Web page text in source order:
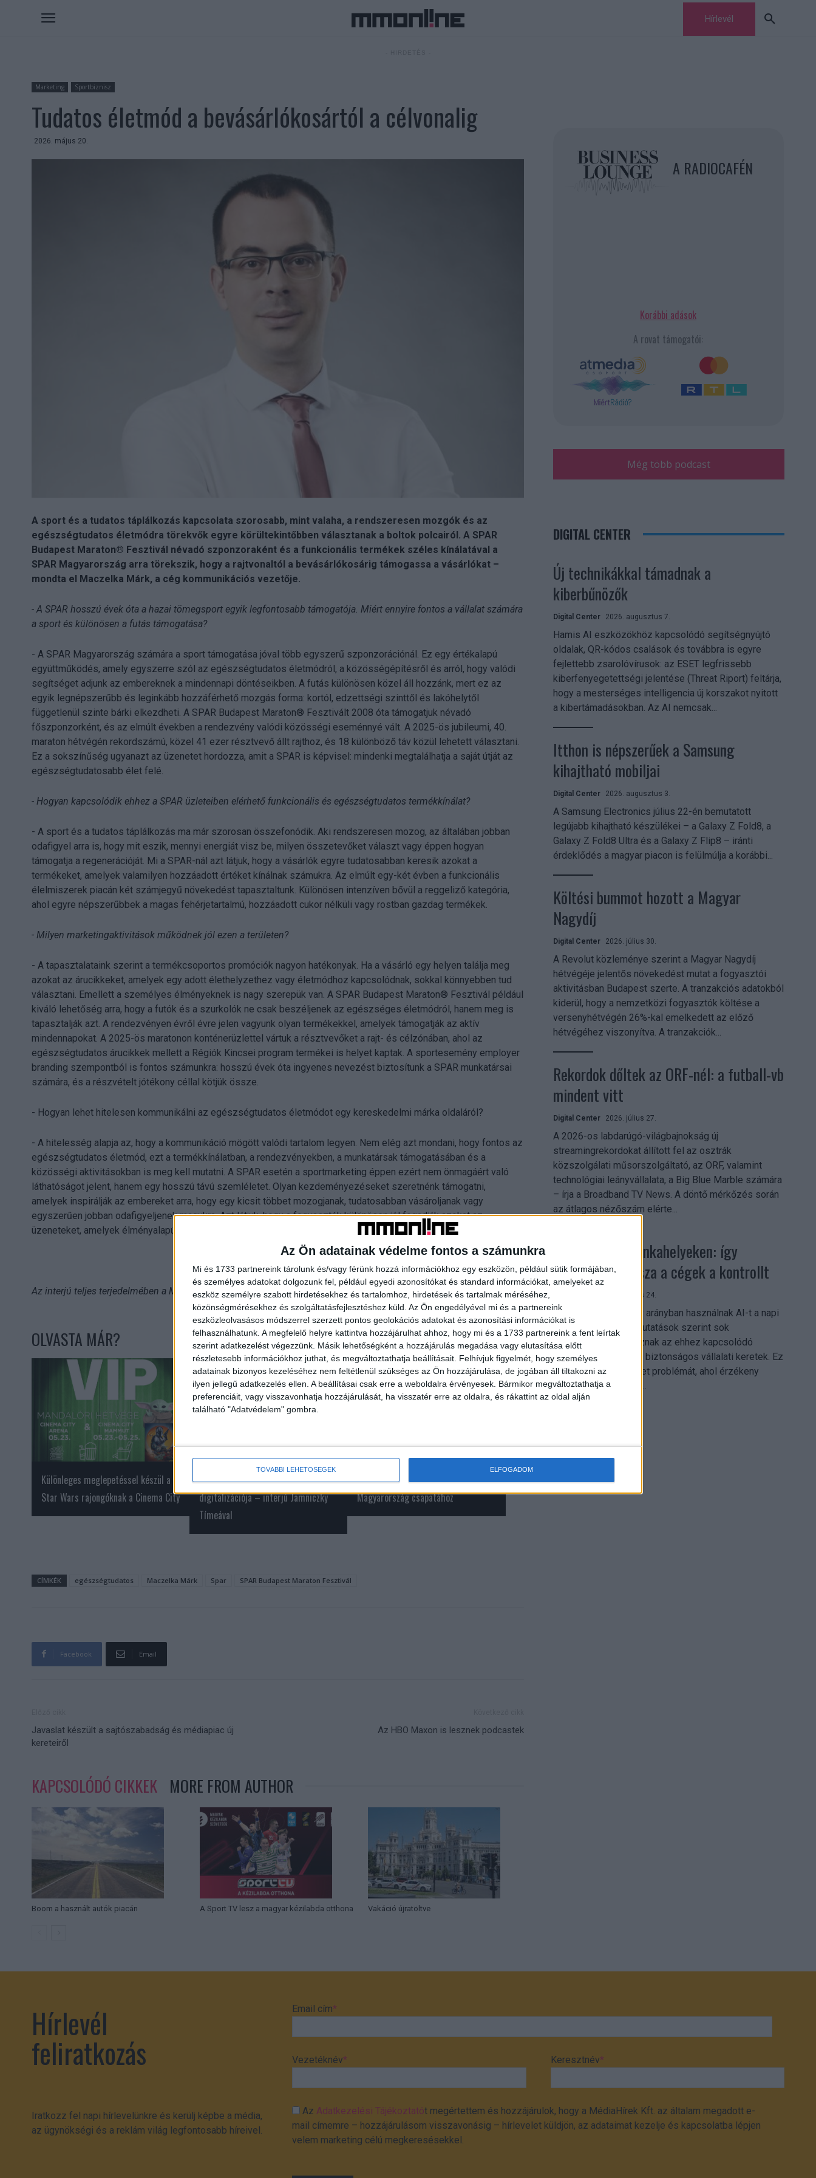
Az Ön adatainak védelme fontos a számunkra
Mi és 1733 partnereink tárolunk és/vagy férünk hozzá információkhoz egy eszközön, például sütik formájában,
és személyes adatokat dolgozunk fel, például egyedi azonosítókat és standard információkat, amelyeket az
eszköz személyre szabott hirdetésekhez és tartalomhoz, hirdetések és tartalmak méréséhez,
közönségmérésekhez és szolgáltatásfejlesztéshez küld. Az Ön engedélyével mi és a partnereink
eszközleolvasásos módszerrel szerzett pontos geolokációs adatokat és azonosítási információkat is
felhasználhatunk. A megfelelő helyre kattintva hozzájárulhat ahhoz, hogy mi és a 1733 partnereink a fent leírtak
szerint adatkezelést végezzünk. Másik lehetőségként a hozzájárulás megadása vagy elutasítása előtt
részletesebb információkhoz juthat, és megváltoztathatja beállításait. Felhívjuk figyelmét, hogy személyes
adatainak bizonyos kezeléséhez nem feltétlenül szükséges az Ön hozzájárulása, de jogában áll tiltakozni az
ilyen jellegű adatkezelés ellen. A beállításai csak erre a weboldalra érvényesek. Bármikor megváltoztathatja a
preferenciáit, vagy visszavonhatja hozzájárulását, ha visszatér erre az oldalra, és rákattint az oldal alján
található "Adatvédelem" gombra.
TOVÁBBI LEHETŐSÉGEK ELFOGADOM
Hírlevél
Marketing Sportbiznisz
Tudatos életmód a bevásárlókosártól a célvonalig
2026. május 20.
A sport és a tudatos táplálkozás kapcsolata szorosabb, mint valaha, a rendszeresen mozgók és az
egészségtudatos életmódra törekvők egyre körültekintőbben választanak a boltok polcairól. A SPAR
Budapest Maraton® Fesztivál névadó szponzoraként és a funkcionális termékek széles kínálatával a
SPAR Magyarország arra törekszik, hogy a rajtvonaltól a bevásárlókosárig támogassa a vásárlókat –
mondta el Maczelka Márk, a cég kommunikációs vezetője.
- A SPAR hosszú évek óta a hazai tömegsport egyik legfontosabb támogatója. Miért ennyire fontos a vállalat számára
a sport és különösen a futás támogatása?
- A SPAR Magyarország számára a sport támogatása jóval több egyszerű szponzorációnál. Ez egy értékalapú
együttműködés, amely egyszerre szól az egészségtudatos életmódról, a közösségépítésről és arról, hogy valódi
segítséget adjunk az embereknek a mindennapi döntéseikben. A futás különösen közel áll hozzánk, mert ez az
egyik legnépszerűbb és leginkább hozzáférhető mozgás forma: kortól, edzettségi szinttől és lakóhelytől
függetlenül szinte bárki elkezdheti. A SPAR Budapest Maraton® Fesztivált 2008 óta támogatjuk névadó
főszponzorként, és az elmúlt években a rendezvény valódi közösségi eseménnyé vált. A 2025-ös jubileumi, 40.
maraton hétvégén rekordszámú, közel 41 ezer résztvevő állt rajthoz, és 18 különböző táv közül lehetett választani.
Ez a sokszínűség ugyanazt az üzenetet hordozza, amit a SPAR is képvisel: mindenki megtalálhatja a saját útját az
egészségtudatosabb élet felé.
- Hogyan kapcsolódik ehhez a SPAR üzleteiben elérhető funkcionális és egészségtudatos termékkínálat?
- A sport és a tudatos táplálkozás ma már szorosan összefonódik. Aki rendszeresen mozog, az általában jobban
odafigyel arra is, hogy mit eszik, mennyi energiát visz be, milyen összetevőket választ vagy éppen hogyan
támogatja a regenerációját. Mi a SPAR-nál azt látjuk, hogy a vásárlók egyre tudatosabban keresik azokat a
termékeket, amelyek valamilyen hozzáadott értéket kínálnak számukra. Az elmúlt egy-két évben a funkcionális
élelmiszerek piacán két számjegyű növekedést tapasztaltunk. Különösen intenzíven bővül a reggeliző kategória,
ahol egyre népszerűbbek a magas fehérjetartalmú, hozzáadott cukor nélküli vagy rostban gazdag termékek.
- Milyen marketingaktivitások működnek jól ezen a területen?
- A tapasztalataink szerint a termékcsoportos promóciók nagyon hatékonyak. Ha a vásárló egy helyen találja meg
azokat az árucikkeket, amelyek egy adott élethelyzethez vagy életmódhoz kapcsolódnak, sokkal könnyebben tud
választani. Emellett a személyes élményeknek is nagy szerepük van. A SPAR Budapest Maraton® Fesztivál például
kiváló lehetőség arra, hogy a futók és a szurkolók ne csak beszéljenek az egészséges életmódról, hanem meg is
tapasztalják azt. A rendezvényen évről évre jelen vagyunk olyan termékekkel, amelyek támogatják az aktív
mindennapokat. A 2025-ös maratonon konténerüzlettel vártuk a résztvevőket a rajt- és célzónában, ahol az
egészségtudatos árucikkek mellett a Régiók Kincsei program termékei is helyet kaptak. A sportesemény employer
branding szempontból is fontos számunkra: hosszú évek óta ingyenes nevezést biztosítunk a SPAR munkatársai
számára, és a részvételt jótékony céllal kötjük össze.
- Hogyan lehet hitelesen kommunikálni az egészségtudatos életmódot egy kereskedelmi márka oldaláról?
- A hitelesség alapja az, hogy a kommunikáció mögött valódi tartalom legyen. Nem elég azt mondani, hogy fontos az
egészségtudatos életmód, ezt a termékkínálatban, a rendezvényekben, a munkatársak támogatásában és a
közösségi aktivitásokban is meg kell mutatni. A SPAR esetén a sportmarketing éppen ezért nem önmagáért való
láthatóságot jelent, hanem egy hosszú távú szemléletet. Olyan kezdeményezéseket szeretnénk támogatni,
amelyek inspirálják az embereket arra, hogy egy kicsit többet mozogjanak, tudatosabban vásároljanak vagy
egyszerűen jobban odafigyeljenek magukra. Azt látjuk, hogy a fogyasztók különösen jól fogadják azokat az
üzeneteket, amelyek élményalapúak, közösségiek és társadalmi szempontból is relevánsak.
Az interjú teljes terjedelmében a Marketing&Media magazin legújabb számában olvasható.
OLVASTA MÁR?
Különleges meglepetéssel készül a
Star Wars rajongóknak a Cinema City
Elindult a közterületi reklám
digitalizációja – interjú Jamniczky
Tímeával
Új vezető csatlakozott az RTL
Magyarország csapatához
CÍMKÉK egészségtudatos Maczelka Márk Spar SPAR Budapest Maraton Fesztivál
Facebook Email
Javaslat készült a sajtószabadság és médiapiac új
kereteiről
Az HBO Maxon is lesznek podcastek
KAPCSOLÓDÓ CIKKEK MORE FROM AUTHOR
Boom a használt autók piacán A Sport TV lesz a magyar kézilabda otthona Vakáció újratöltve
A RADIOCAFÉN
Korábbi adások
A rovat támogatói:
Még több podcast
DIGITAL CENTER
Új technikákkal támadnak a
kiberbűnözők
Digital Center 2026. augusztus 7.
Hamis AI eszközökhöz kapcsolódó segítségnyújtó
oldalak, QR-kódos csalások és továbbra is egyre
fejlettebb zsarolóvírusok: az ESET legfrissebb
kiberfenyegetettségi jelentése (Threat Riport) feltárja,
hogy a mesterséges intelligencia új korszakot nyitott
a kibertámadásokban. Az AI nemcsak...
Itthon is népszerűek a Samsung
kihajtható mobiljai
Digital Center 2026. augusztus 3.
A Samsung Electronics július 22-én bemutatott
legújabb kihajtható készülékei – a Galaxy Z Fold8, a
Galaxy Z Fold8 Ultra és a Galaxy Z Flip8 – iránti
érdeklődés a magyar piacon is felülmúlja a korábbi...
Költési bummot hozott a Magyar
Nagydíj
Digital Center 2026. július 30.
A Revolut közleménye szerint a Magyar Nagydíj
hétvégéje jelentős növekedést mutat a fogyasztói
aktivitásban Budapest szerte. A tranzakciós adatokból
kiderül, hogy a nemzetközi fogyasztók költése a
versenyhétvégén 26%-kal emelkedett az előző
hétvégéhez viszonyítva. A tranzakciók...
Rekordok dőltek az ORF-nél: a futball-vb
mindent vitt
Digital Center 2026. július 27.
A 2026-os labdarúgó-világbajnokság új
streamingrekordokat állított fel az osztrák
közszolgálati műsorszolgáltató, az ORF, valamint
technológiai leányvállalata, a Big Blue Marble számára
– írja a Broadband TV News. A döntő mérkőzés során
az átlagos nézőszám elérte...
Shadow AI a munkahelyeken: így
szerezhetik vissza a cégek a kontrollt
2026. július 24.
A munkavállalók nagy arányban használnak AI-t a napi
munkában, ám friss kutatások szerint sok
szervezetnél hiányoznak az ehhez kapcsolódó
világos irányelvek és biztonságos vállalati keretek. Ez
különösen ott jelenthet problémát, ahol érzékeny
üzleti információkkal...
Hírlevél
feliratkozás
Iratkozz fel napi hírlevelünkre és kerülj képbe a média,
az ügynökségi és a reklám világ legfontosabb híreivel.
Email cím*
Vezetéknév* Keresztnév*
AzAdatkezelési Tájékoztatót megértettem és hozzájárulok, hogy a MédiaHírek Kft. az általam megadott e-
mail címemre – hozzájárulásom visszavonásig – hírlevelet küldjön, az adataimat kezelje és kapcsolatba lépjen
velem marketing célú megkeresésekkel.